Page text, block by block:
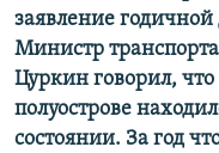
заявление годичной
Министр
Цуркин говорил, что
полуострове
состоянии. За год